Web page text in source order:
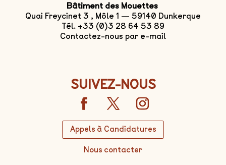
Bâtiment des Mouettes
Quai Freycinet 3 , Môle 1 — 59140 Dunkerque
Tél. +33 (0)3 28 64 53 89
Contactez-nous par e-mail
SUIVEZ-NOUS
Appels à Candidatures
Nous contacter